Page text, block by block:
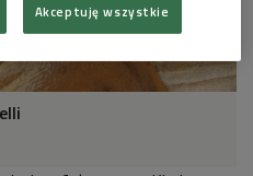
Akceptuję wszystkie